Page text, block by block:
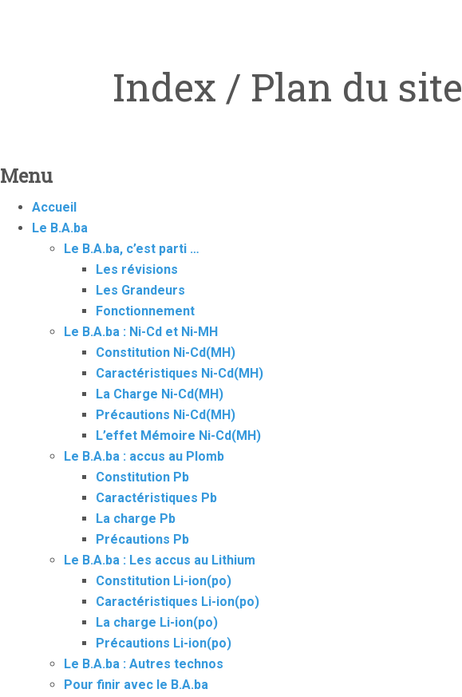
Index / Plan du site
Menu
Accueil
Le B.A.ba
Le B.A.ba, c’est parti …
Les révisions
Les Grandeurs
Fonctionnement
Le B.A.ba : Ni-Cd et Ni-MH
Constitution Ni-Cd(MH)
Caractéristiques Ni-Cd(MH)
La Charge Ni-Cd(MH)
Précautions Ni-Cd(MH)
L’effet Mémoire Ni-Cd(MH)
Le B.A.ba : accus au Plomb
Constitution Pb
Caractéristiques Pb
La charge Pb
Précautions Pb
Le B.A.ba : Les accus au Lithium
Constitution Li-ion(po)
Caractéristiques Li-ion(po)
La charge Li-ion(po)
Précautions Li-ion(po)
Le B.A.ba : Autres technos
Pour finir avec le B.A.ba